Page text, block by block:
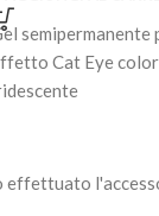
semipermanente
Cat Eye
effettuato